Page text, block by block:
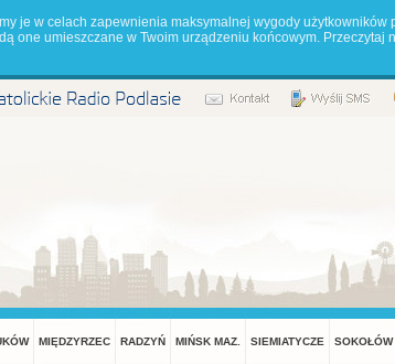
je w celach zapewnienia maksymalnej wygody
one umieszczane w Twoim urządzeniu końcowym. Przeczytaj
MIĘDZYRZEC RADZYŃ MIŃSK MAZ. SIEMIATYCZE SOKOŁÓW